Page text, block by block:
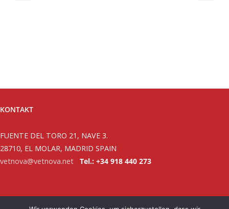
KONTAKT
FUENTE DEL TORO 21, NAVE 3.
28710, EL MOLAR, MADRID SPAIN
vetnova@vetnova.net
Tel.: +34 918 440 273
Datenschutzbestimmungen